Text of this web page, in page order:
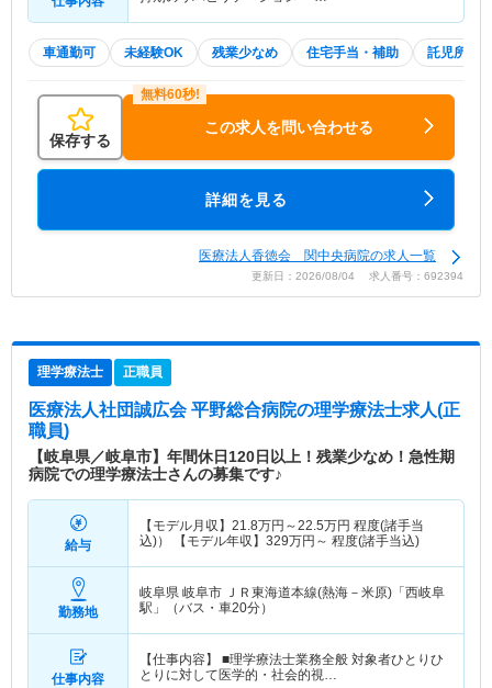
車通勤可 未経験OK 残業少なめ 住宅手当・補助 託児所・
保存する
この求人を問い合わせる
詳細を見る
医療法人香徳会 関中央病院の求人一覧
更新日：2026/08/04 求人番号：692394
理学療法士 正職員
医療法人社団誠広会 平野総合病院の理学療法士求人(正
職員)
【岐阜県／岐阜市】年間休日120日以上！残業少なめ！急性期
病院での理学療法士さんの募集です♪
給与
【モデル月収】 21.8万円～22.5万円 程度(諸手当
込)） 【モデル年収】 329万円～ 程度(諸手当込)
勤務地
岐阜県 岐阜市
ＪＲ東海道本線(熱海－米原)「西岐阜
駅」（バス・車20分）
仕事内容
【仕事内容】 ■理学療法士業務全般 対象者ひとりひ
とりに対して医学的・社会的視…